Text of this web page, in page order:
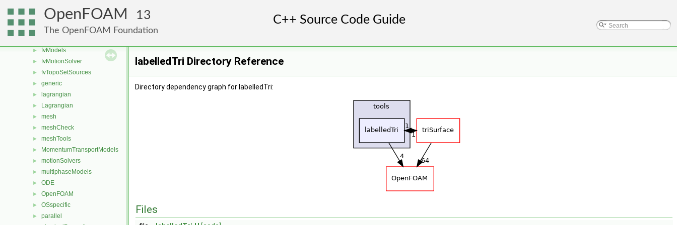
OpenFOAM 13
The OpenFOAM Foundation
► fvMeshMovers
► fvMeshStitchers
► fvModels
► fvMotionSolver
► fvTopoSetSources
► generic
► lagrangian
► Lagrangian
► mesh
► meshCheck
► meshTools
► MomentumTransportModels
► motionSolvers
► multiphaseModels
► ODE
► OpenFOAM
► OSspecific
► parallel
labelledTri Directory Reference
Directory dependency graph for labelledTri:
Files